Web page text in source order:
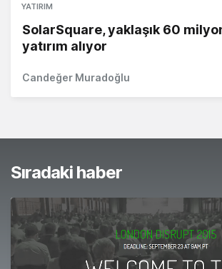
YATIRIM
SolarSquare, yaklaşık 60
yatırım alıyor
Candeğer Muradoğlu
Sıradaki haber